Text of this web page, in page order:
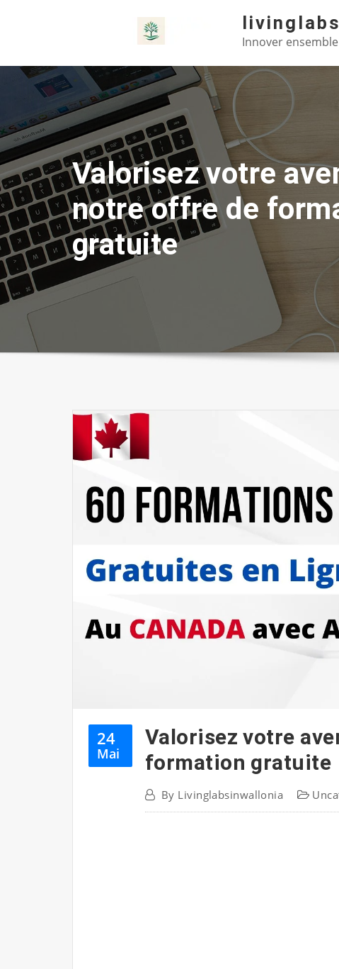
Innover
Valorisez votre
notre offre de
gratuite
24
Mai
Valorisez votre
formation gratuite
By Livinglabsinwallonia